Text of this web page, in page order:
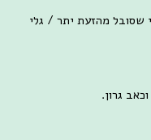
שסובל מהזעת יתר / גלי
גרון.